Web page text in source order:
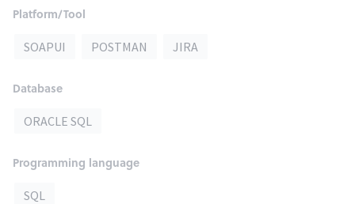
Platform/Tool
SOAPUI POSTMAN JIRA
Database
ORACLE SQL
Programming language
SQL